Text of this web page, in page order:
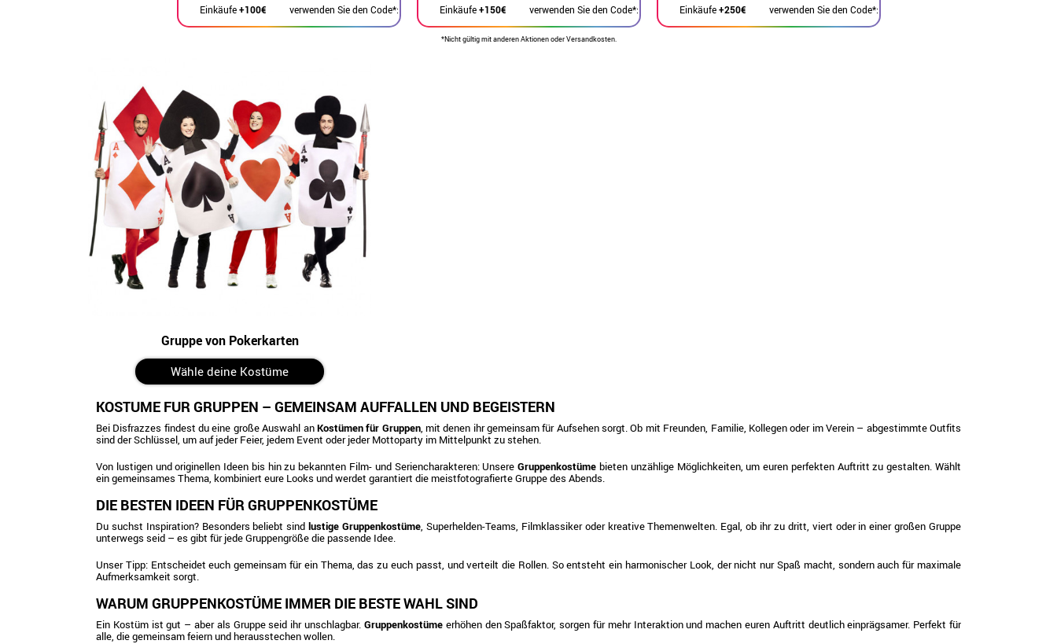
Einkäufe+100€ verwenden Sie den Code*: Einkäufe+150€ verwenden Sie den Code*: Einkäufe+250€ verwenden Sie den Code*:
*Nicht gültig mit anderen Aktionen oder Versandkosten.
Gruppe von Pokerkarten
Wähle deine Kostüme
KOSTÜME FÜR GRUPPEN – GEMEINSAM AUFFALLEN UND BEGEISTERN
Bei Disfrazzes findest du eine große Auswahl anKostümen für Gruppen, mit denen ihr gemeinsam für Aufsehen sorgt. Ob mit Freunden, Familie, Kollegen oder im Verein – abgestimmte Outfits
sind der Schlüssel, um auf jeder Feier, jedem Event oder jeder Mottoparty im Mittelpunkt zu stehen.
Von lustigen und originellen Ideen bis hin zu bekannten Film- und Seriencharakteren: UnsereGruppenkostüme bieten unzählige Möglichkeiten, um euren perfekten Auftritt zu gestalten. Wählt
ein gemeinsames Thema, kombiniert eure Looks und werdet garantiert die meistfotografierte Gruppe des Abends.
DIE BESTEN IDEEN FÜR GRUPPENKOSTÜME
Du suchst Inspiration? Besonders beliebt sindlustige Gruppenkostüme , Superhelden-Teams, Filmklassiker oder kreative Themenwelten. Egal, ob ihr zu dritt, viert oder in einer großen Gruppe
unterwegs seid – es gibt für jede Gruppengröße die passende Idee.
Unser Tipp: Entscheidet euch gemeinsam für ein Thema, das zu euch passt, und verteilt die Rollen. So entsteht ein harmonischer Look, der nicht nur Spaß macht, sondern auch für maximale
Aufmerksamkeit sorgt.
WARUM GRUPPENKOSTÜME IMMER DIE BESTE WAHL SIND
Ein Kostüm ist gut – aber als Gruppe seid ihr unschlagbar. Gruppenkostümeerhöhen den Spaßfaktor, sorgen für mehr Interaktion und machen euren Auftritt deutlich einprägsamer. Perfekt für
alle, die gemeinsam feiern und herausstechen wollen.